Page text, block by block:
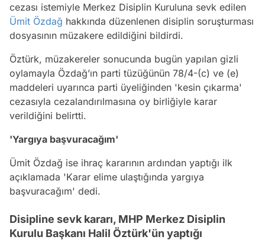
cezası istemiyle Merkez Disiplin Kuruluna sevk edilen
Ümit Özdağ hakkında düzenlenen disiplin soruşturması
dosyasının müzakere edildiğini bildirdi.
Öztürk, müzakereler sonucunda bugün yapılan gizli
oylamayla Özdağ’ın parti tüzüğünün 78/4-(c) ve (e)
maddeleri uyarınca parti üyeliğinden 'kesin çıkarma'
cezasıyla cezalandırılmasına oy birliğiyle karar
verildiğini belirtti.
'Yargıya başvuracağım'
Ümit Özdağ ise ihraç kararının ardından yaptığı ilk
açıklamada 'Karar elime ulaştığında yargıya
başvuracağım' dedi.
Disipline sevk kararı, MHP Merkez Disiplin
Kurulu Başkanı Halil Öztürk'ün yaptığı